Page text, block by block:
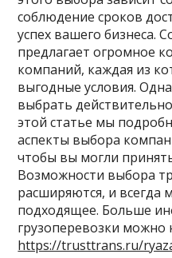
соблюдение сроков
успех вашего бизнеса.
предлагает огромное
компаний, каждая из
выгодные условия.
выбрать
этой статье мы
аспекты выбора
чтобы вы могли
Возможности выбора
расширяются, и всегда
подходящее. Больше
грузоперевозки можно
https://trusttrans.ru/